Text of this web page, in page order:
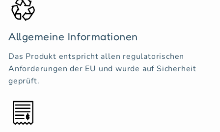
Allgemeine Informationen
Das Produkt entspricht allen regulatorischen
Anforderungen der EU und wurde auf Sicherheit
geprüft.